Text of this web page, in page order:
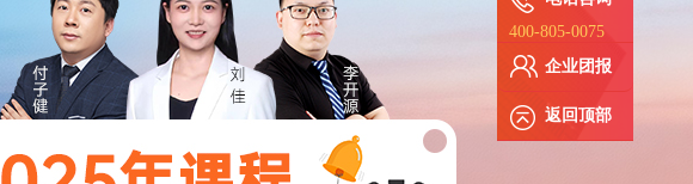
400-805-0075
企业团报
返回顶部